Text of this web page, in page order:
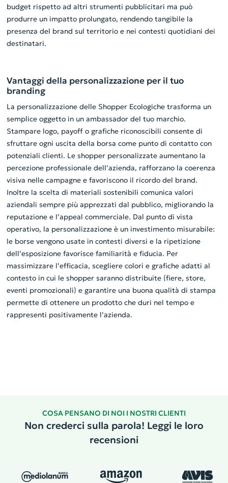
budget rispetto ad altri strumenti pubblicitari ma può
produrre un impatto prolungato, rendendo tangibile la
presenza del brand sul territorio e nei contesti quotidiani dei
destinatari.
Vantaggi della personalizzazione per il tuo
branding
La personalizzazione delle Shopper Ecologiche trasforma un
semplice oggetto in un ambassador del tuo marchio.
Stampare logo, payoff o grafiche riconoscibili consente di
sfruttare ogni uscita della borsa come punto di contatto con
potenziali clienti. Le shopper personalizzate aumentano la
percezione professionale dell’azienda, rafforzano la coerenza
visiva nelle campagne e favoriscono il ricordo del brand.
Inoltre la scelta di materiali sostenibili comunica valori
aziendali sempre più apprezzati dal pubblico, migliorando la
reputazione e l’appeal commerciale. Dal punto di vista
operativo, la personalizzazione è un investimento misurabile:
le borse vengono usate in contesti diversi e la ripetizione
dell’esposizione favorisce familiarità e fiducia. Per
massimizzare l’efficacia, scegliere colori e grafiche adatti al
contesto in cui le shopper saranno distribuite (fiere, store,
eventi promozionali) e garantire una buona qualità di stampa
permette di ottenere un prodotto che duri nel tempo e
rappresenti positivamente l’azienda.
COSA PENSANO DI NOI I NOSTRI CLIENTI
Non crederci sulla parola! Leggi le loro
recensioni